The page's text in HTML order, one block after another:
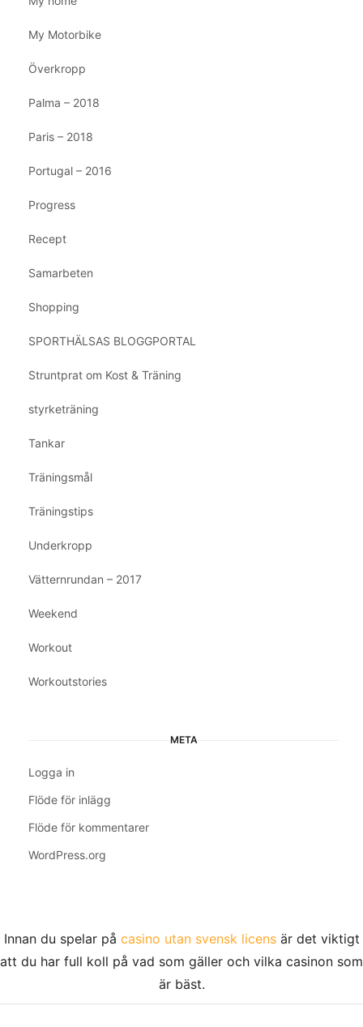
My Motorbike
Överkropp
Palma – 2018
Paris – 2018
Portugal – 2016
Progress
Recept
Samarbeten
Shopping
SPORTHÄLSAS BLOGGPORTAL
Struntprat om Kost & Träning
styrketräning
Tankar
Träningsmål
Träningstips
Underkropp
Vätternrundan – 2017
Weekend
Workout
Workoutstories
META
Logga in
Flöde för inlägg
Flöde för kommentarer
WordPress.org
Innan du spelar på casino utan svensk licensär det viktigt
att du har full koll på vad som gäller och vilka casinon som
är bäst.